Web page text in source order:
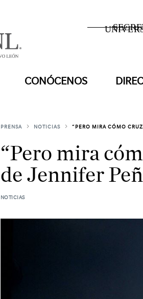
CONÓCENOS
PRENSA NOTICIAS “PERO MIRA CÓMO
“Pero mira
de Jennifer
NOTICIAS